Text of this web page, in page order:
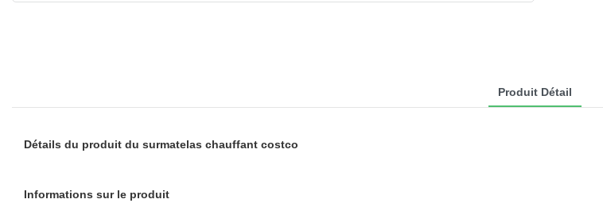
Produit Détail
Détails du produit du surmatelas chauffant costco
Informations sur le produit